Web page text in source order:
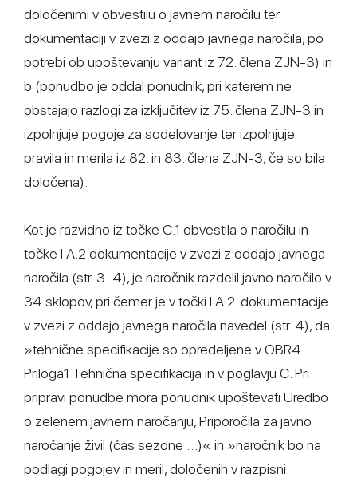
določenimi v obvestilu o javnem naročilu ter
dokumentaciji v zvezi z oddajo javnega naročila, po
potrebi ob upoštevanju variant iz 72. člena ZJN-3) in
b (ponudbo je oddal ponudnik, pri katerem ne
obstajajo razlogi za izključitev iz 75. člena ZJN-3 in
izpolnjuje pogoje za sodelovanje ter izpolnjuje
pravila in merila iz 82. in 83. člena ZJN-3, če so bila
določena).
Kot je razvidno iz točke C.1 obvestila o naročilu in
točke I.A.2 dokumentacije v zvezi z oddajo javnega
naročila (str. 3–4), je naročnik razdelil javno naročilo v
34 sklopov, pri čemer je v točki I.A.2. dokumentacije
v zvezi z oddajo javnega naročila navedel (str. 4), da
»tehnične specifikacije so opredeljene v OBR4
Priloga1 Tehnična specifikacija in v poglavju C. Pri
pripravi ponudbe mora ponudnik upoštevati Uredbo
o zelenem javnem naročanju, Priporočila za javno
naročanje živil (čas sezone …)« in »naročnik bo na
podlagi pogojev in meril, določenih v razpisni